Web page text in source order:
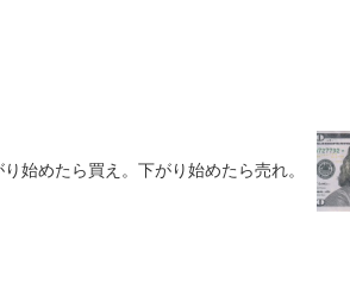
り始めたら買え。下がり始めたら売れ。